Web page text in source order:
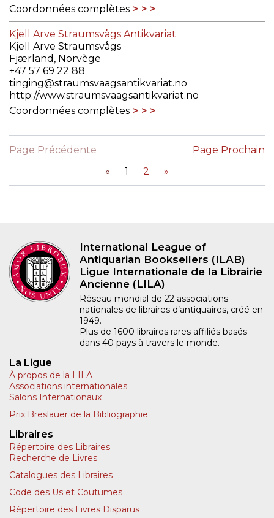
Coordonnées complètes
Kjell Arve Straumsvågs Antikvariat
Kjell Arve Straumsvågs
Fjærland, Norvège
+47 57 69 22 88
tinging@straumsvaagsantikvariat.no
http://www.straumsvaagsantikvariat.no
Coordonnées complètes
Page Précédente
«
1 2 »
Page Prochain
International League of
Antiquarian Booksellers (ILAB)
Ligue Internationale de la Librairie
Ancienne (LILA)
Réseau mondial de 22 associations
nationales de libraires d’antiquaires, créé en
1949.
Plus de 1600 libraires rares affiliés basés
dans 40 pays à travers le monde.
La Ligue
À propos de la LILA
Associations internationales
Salons Internationaux
Prix Breslauer de la Bibliographie
Libraires
Répertoire des Libraires
Recherche de Livres
Catalogues des Libraires
Code des Us et Coutumes
Répertoire des Livres Disparus